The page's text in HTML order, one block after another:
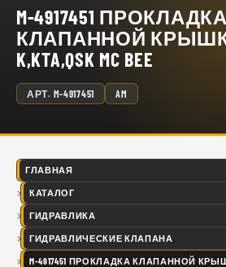
M-4917451 ПРОКЛАДКА
КЛАПАННОЙ КРЫШКИ
K,KTA,QSK MC BEE
АРТ. M-4917451 AM
ГЛАВНАЯ
КАТАЛОГ
ГИДРАВЛИКА
ГИДРАВЛИЧЕСКИЕ КЛАПАНА
M-4917451 ПРОКЛАДКА КЛАПАННОЙ КРЫШКИ